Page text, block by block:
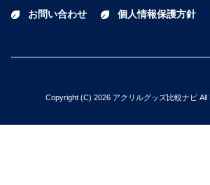
お問い合わせ 個人情報保護方針
Copyright (C) 2026 アクリルグッズ比較ナビ All